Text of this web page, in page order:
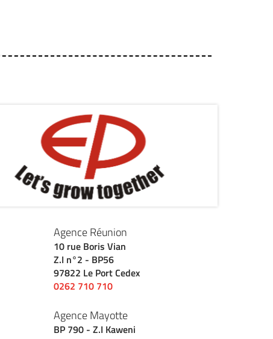
Agence Réunion
10 rue Boris Vian
Z.I n°2 - BP56
97822 Le Port Cedex
0262 710 710
Agence Mayotte
BP 790 - Z.I Kaweni